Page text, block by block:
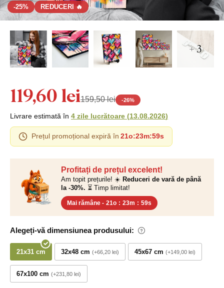
-25% REDUCERI 🔥
+ 3
Profitați de prețul excelent!
Am topit prețurile! ☀️ Reduceri de vară de până
la -30%. ⏳ Timp limitat!
Mai rămâne - 21o : 23m : 58s
Alegeți-vă dimensiunea produsului:
21x31 cm 32x48 cm +66,20 lei 45x67 cm +149,00 lei
67x100 cm +231,80 lei
119,60 lei159,50 lei -26%
Livrare estimată în 4 zile lucrătoare (13.08.2026)
Prețul promoțional expiră în 21o:23m:58s